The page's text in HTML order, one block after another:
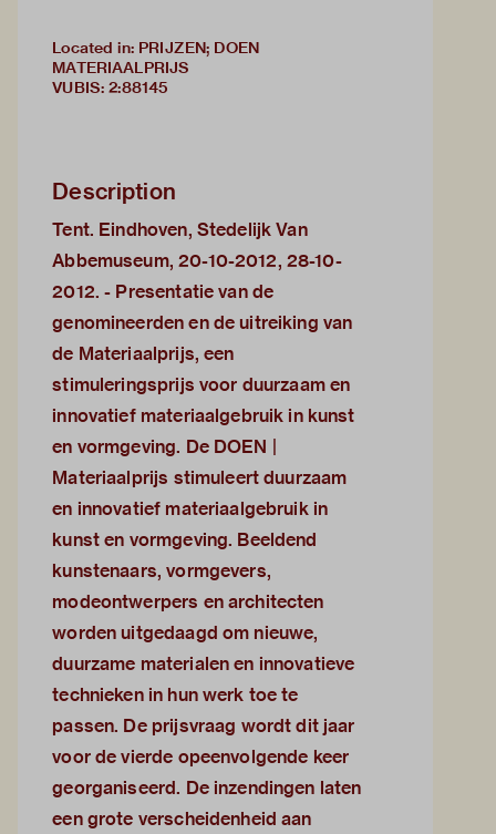
Located in: PRIJZEN; DOEN
MATERIAALPRIJS
VUBIS: 2:88145
Description
Tent. Eindhoven, Stedelijk Van
Abbemuseum, 20-10-2012, 28-10-
2012. - Presentatie van de
genomineerden en de uitreiking van
de Materiaalprijs, een
stimuleringsprijs voor duurzaam en
innovatief materiaalgebruik in kunst
en vormgeving. De DOEN |
Materiaalprijs stimuleert duurzaam
en innovatief materiaalgebruik in
kunst en vormgeving. Beeldend
kunstenaars, vormgevers,
modeontwerpers en architecten
worden uitgedaagd om nieuwe,
duurzame materialen en innovatieve
technieken in hun werk toe te
passen. De prijsvraag wordt dit jaar
voor de vierde opeenvolgende keer
georganiseerd. De inzendingen laten
een grote verscheidenheid aan